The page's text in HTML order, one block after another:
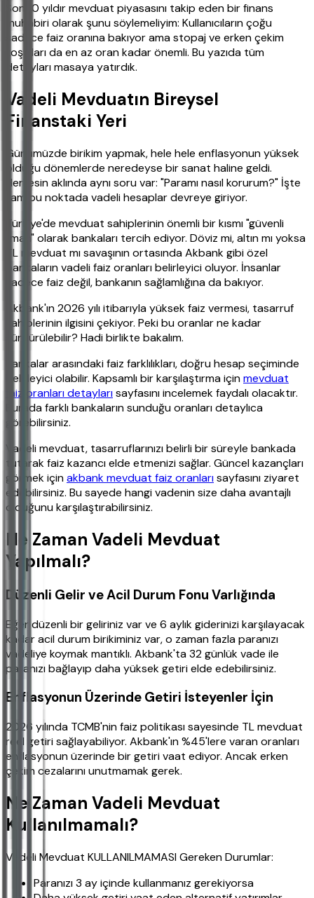
Son 10 yıldır mevduat piyasasını takip eden bir finans
muhabiri olarak şunu söylemeliyim: Kullanıcıların çoğu
sadece faiz oranına bakıyor ama stopaj ve erken çekim
koşulları da en az oran kadar önemli. Bu yazıda tüm
detayları masaya yatırdık.
Vadeli Mevduatın Bireysel
Finanstaki Yeri
Günümüzde birikim yapmak, hele hele enflasyonun yüksek
olduğu dönemlerde neredeyse bir sanat haline geldi.
Herkesin aklında aynı soru var: "Paramı nasıl korurum?" İşte
tam bu noktada vadeli hesaplar devreye giriyor.
Türkiye'de mevduat sahiplerinin önemli bir kısmı "güvenli
liman" olarak bankaları tercih ediyor. Döviz mi, altın mı yoksa
TL mevduat mı savaşının ortasında Akbank gibi özel
bankaların vadeli faiz oranları belirleyici oluyor. İnsanlar
sadece faiz değil, bankanın sağlamlığına da bakıyor.
Akbank'ın 2026 yılı itibarıyla yüksek faiz vermesi, tasarruf
sahiplerinin ilgisini çekiyor. Peki bu oranlar ne kadar
sürdürülebilir? Hadi birlikte bakalım.
Bankalar arasındaki faiz farklılıkları, doğru hesap seçiminde
belirleyici olabilir. Kapsamlı bir karşılaştırma içinmevduat
faiz oranları detaylarısayfasını incelemek faydalı olacaktır.
Burada farklı bankaların sunduğu oranları detaylıca
görebilirsiniz.
Vadeli mevduat, tasarruflarınızı belirli bir süreyle bankada
tutarak faiz kazancı elde etmenizi sağlar. Güncel kazançları
görmek içinakbank mevduat faiz oranlarısayfasını ziyaret
edebilirsiniz. Bu sayede hangi vadenin size daha avantajlı
olduğunu karşılaştırabilirsiniz.
Ne Zaman Vadeli Mevduat
Yapılmalı?
Düzenli Gelir ve Acil Durum Fonu Varlığında
Eğer düzenli bir geliriniz var ve 6 aylık giderinizi karşılayacak
kadar acil durum birikiminiz var, o zaman fazla paranızı
vadeliye koymak mantıklı. Akbank'ta 32 günlük vade ile
paranızı bağlayıp daha yüksek getiri elde edebilirsiniz.
Enflasyonun Üzerinde Getiri İsteyenler İçin
2026 yılında TCMB'nin faiz politikası sayesinde TL mevduat
reel getiri sağlayabiliyor. Akbank'ın %45'lere varan oranları
enflasyonun üzerinde bir getiri vaat ediyor. Ancak erken
çekim cezalarını unutmamak gerek.
Ne Zaman Vadeli Mevduat
Kullanılmamalı?
Vadeli Mevduat KULLANILMAMASI Gereken Durumlar:
Paranızı 3 ay içinde kullanmanız gerekiyorsa